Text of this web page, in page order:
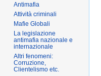
Antimafia
Attività criminali
Mafie Globali
La legislazione
antimafia nazionale e
internazionale
Altri fenomeni:
Corruzione,
Clientelismo etc.